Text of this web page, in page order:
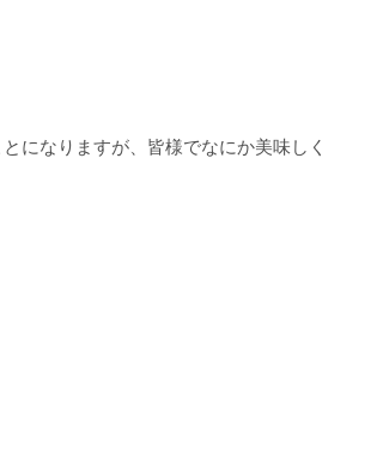
になりますが、皆様でなにか美味しく